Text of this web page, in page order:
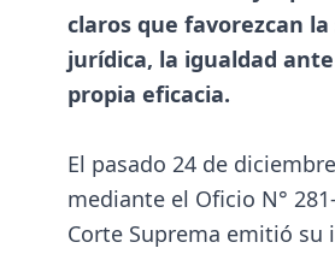
claros que favorezcan
jurídica, la igualdad
propia eficacia.
El pasado 24 de
mediante el Oficio N°
Corte Suprema emitió su